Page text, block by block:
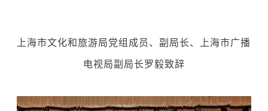
上海市文化和旅游局党组成员、副局长、上海市广播
电视局副局长罗毅致辞